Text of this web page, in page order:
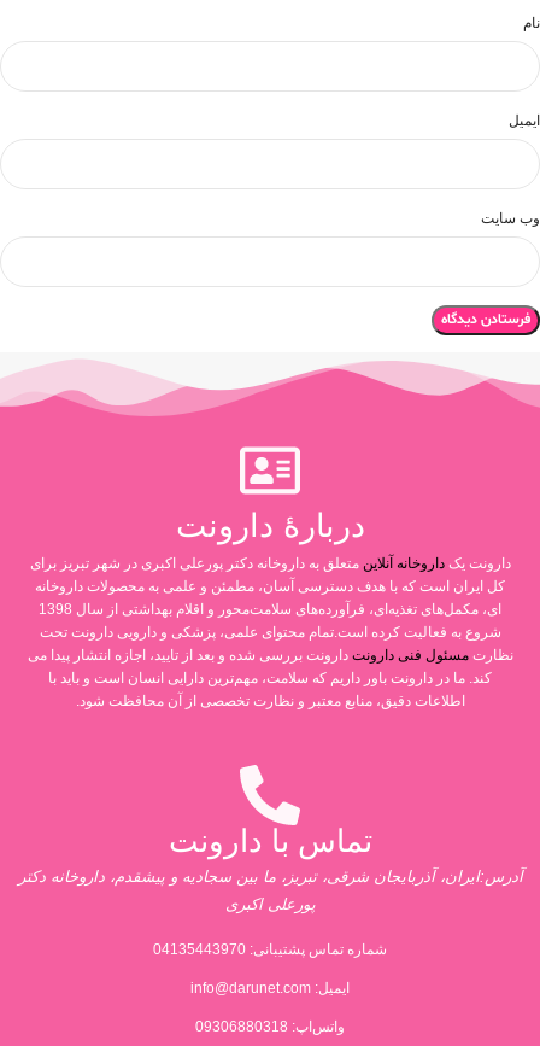
نام
ایمیل
وب‌ سایت
دربارۀ دارونت
دارونت یکداروخانه آنلاین متعلق به داروخانه دکتر پورعلی اکبری در شهر تبریز برای
کل ایران است که با هدف دسترسی آسان، مطمئن و علمی به محصولات داروخانه
ای، مکمل‌های تغذیه‌ای، فرآورده‌های سلامت‌محور و اقلام بهداشتی از سال 1398
شروع به فعالیت کرده است.تمام محتوای علمی، پزشکی و دارویی دارونت تحت
نظارتمسئول فنی دارونت دارونت بررسی شده و بعد از تایید، اجازه انتشار پیدا می
کند. ما در دارونت باور داریم که سلامت، مهم‌ترین دارایی انسان است و باید با
اطلاعات دقیق، منابع معتبر و نظارت تخصصی از آن محافظت شود.
تماس با دارونت
آدرس:ایران، آذربایجان شرقی، تبریز، ما بین سجادیه و پیشقدم، داروخانه دکتر
پورعلی اکبری
شماره تماس پشتیبانی: 04135443970
ایمیل: info@darunet.com
واتس‌اپ: 09306880318